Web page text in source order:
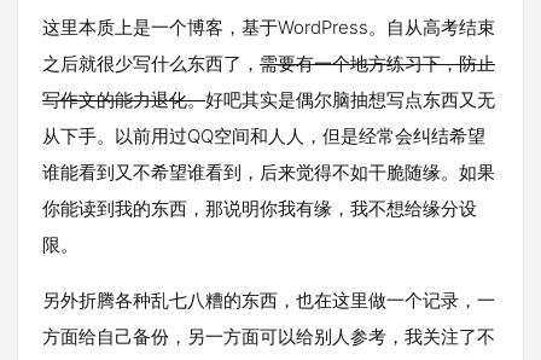
这里本质上是一个博客，基于WordPress。自从高考结束
之后就很少写什么东西了， 需要有一个地方练习下，防止
写作文的能力退化。好吧其实是偶尔脑抽想写点东西又无
从下手。以前用过QQ空间和人人，但是经常会纠结希望
谁能看到又不希望谁看到，后来觉得不如干脆随缘。如果
你能读到我的东西，那说明你我有缘，我不想给缘分设
限。
另外折腾各种乱七八糟的东西，也在这里做一个记录，一
方面给自己备份，另一方面可以给别人参考，我关注了不